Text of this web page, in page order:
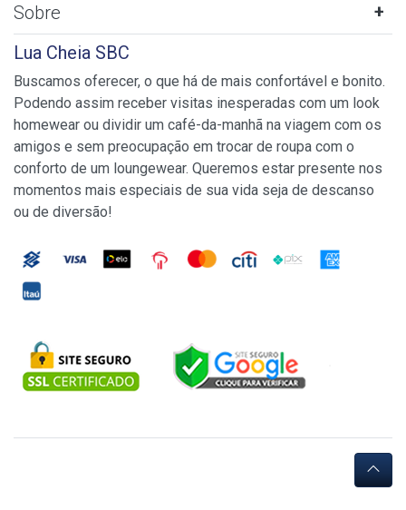
Sobre
Lua Cheia SBC
Buscamos oferecer, o que há de mais confortável e bonito.
Podendo assim receber visitas inesperadas com um look
homewear ou dividir um café-da-manhã na viagem com os
amigos e sem preocupação em trocar de roupa com o
conforto de um loungewear. Queremos estar presente nos
momentos mais especiais de sua vida seja de descanso
ou de diversão!